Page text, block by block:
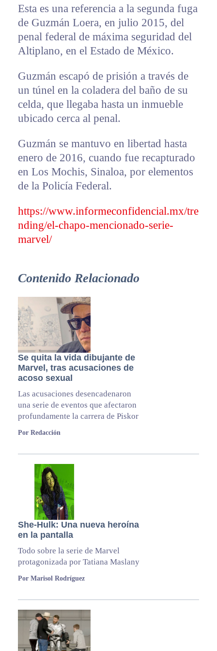
Esta es una referencia a la segunda fuga
de Guzmán Loera, en julio 2015, del
penal federal de máxima seguridad del
Altiplano, en el Estado de México.
Guzmán escapó de prisión a través de
un túnel en la coladera del baño de su
celda, que llegaba hasta un inmueble
ubicado cerca al penal.
Guzmán se mantuvo en libertad hasta
enero de 2016, cuando fue recapturado
en Los Mochis, Sinaloa, por elementos
de la Policía Federal.
https://www.informeconfidencial.mx/tre
nding/el-chapo-mencionado-serie-
marvel/
Contenido Relacionado
Se quita la vida dibujante de
Marvel, tras acusaciones de
acoso sexual
Las acusaciones desencadenaron
una serie de eventos que afectaron
profundamente la carrera de Piskor
Por Redacción
She-Hulk: Una nueva heroína
en la pantalla
Todo sobre la serie de Marvel
protagonizada por Tatiana Maslany
Por Marisol Rodríguez